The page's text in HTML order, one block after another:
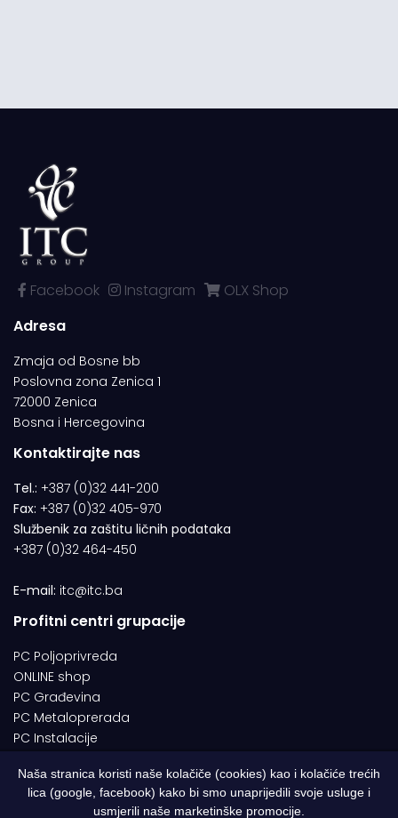
Facebook Instagram
OLX Shop
Adresa
Zmaja od Bosne bb
Poslovna zona Zenica 1
72000 Zenica
Bosna i Hercegovina
Kontaktirajte nas
Tel.: +387 (0)32 441-200
Fax: +387 (0)32 405-970
Službenik za zaštitu ličnih podataka
+387 (0)32 464-450
E-mail: itc@itc.ba
Profitni centri grupacije
PC Poljoprivreda
ONLINE shop
PC Građevina
PC Metaloprerada
PC Instalacije
© 1994-2026 | ITC d.o.o. Zenica. Sva prava pridržana | Designed by
Naša stranica koristi naše kolačiče (cookies) kao i kolačiće trećih
lica (google, facebook) kako bi smo unaprijedili svoje usluge i
usmjerili naše marketinške promocije.